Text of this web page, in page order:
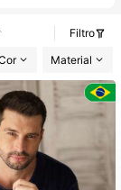
Filtro
Material